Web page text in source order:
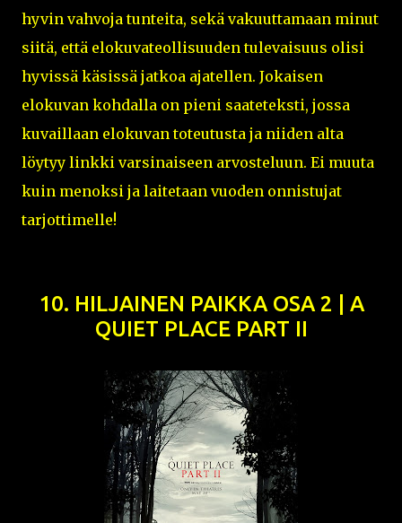
hyvin vahvoja tunteita, sekä vakuuttamaan minut
siitä, että elokuvateollisuuden tulevaisuus olisi
hyvissä käsissä jatkoa ajatellen. Jokaisen
elokuvan kohdalla on pieni saateteksti, jossa
kuvaillaan elokuvan toteutusta ja niiden alta
löytyy linkki varsinaiseen arvosteluun. Ei muuta
kuin menoksi ja laitetaan vuoden onnistujat
tarjottimelle!
10. HILJAINEN PAIKKA OSA 2 | A
QUIET PLACE PART II